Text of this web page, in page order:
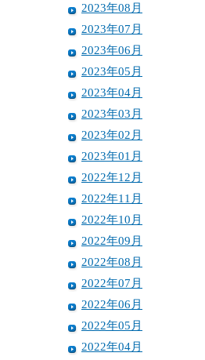
2023年08月
2023年07月
2023年06月
2023年05月
2023年04月
2023年03月
2023年02月
2023年01月
2022年12月
2022年11月
2022年10月
2022年09月
2022年08月
2022年07月
2022年06月
2022年05月
2022年04月